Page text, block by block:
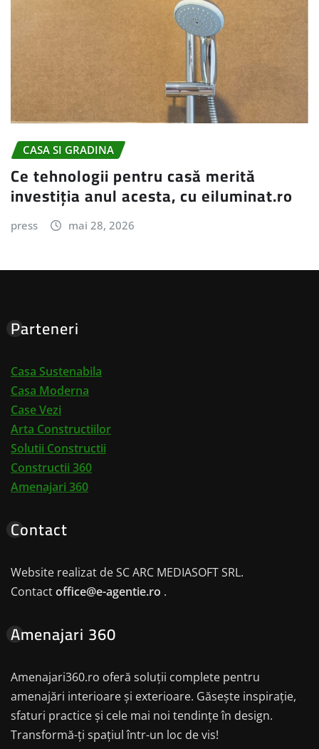
CASA SI GRADINA
Ce tehnologii pentru casă merită
investiția anul acesta, cu eiluminat.ro
press mai 28, 2026
Parteneri
Casa Sustenabila
Casa Moderna
Case Vezi
Arta Constructiilor
Solutii Constructii
Constructii 360
Amenajari 360
Contact
Website realizat de SC ARC MEDIASOFT SRL.
Contactoffice@e-agentie.ro .
Amenajari 360
Amenajari360.ro oferă soluții complete pentru
amenajări interioare și exterioare. Găsește inspirație,
sfaturi practice și cele mai noi tendințe în design.
Transformă-ți spațiul într-un loc de vis!